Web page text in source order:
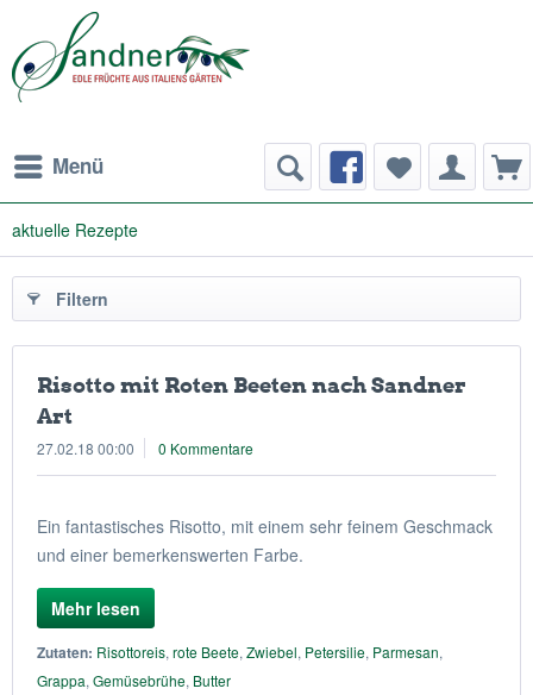
Menü
aktuelle Rezepte
Filtern
Risotto mit Roten Beeten nach Sandner
Art
27.02.18 00:00 0 Kommentare
Ein fantastisches Risotto, mit einem sehr feinem Geschmack
und einer bemerkenswerten Farbe.
Mehr lesen
Zutaten: Risottoreis, rote Beete, Zwiebel, Petersilie, Parmesan,
Grappa, Gemüsebrühe, Butter